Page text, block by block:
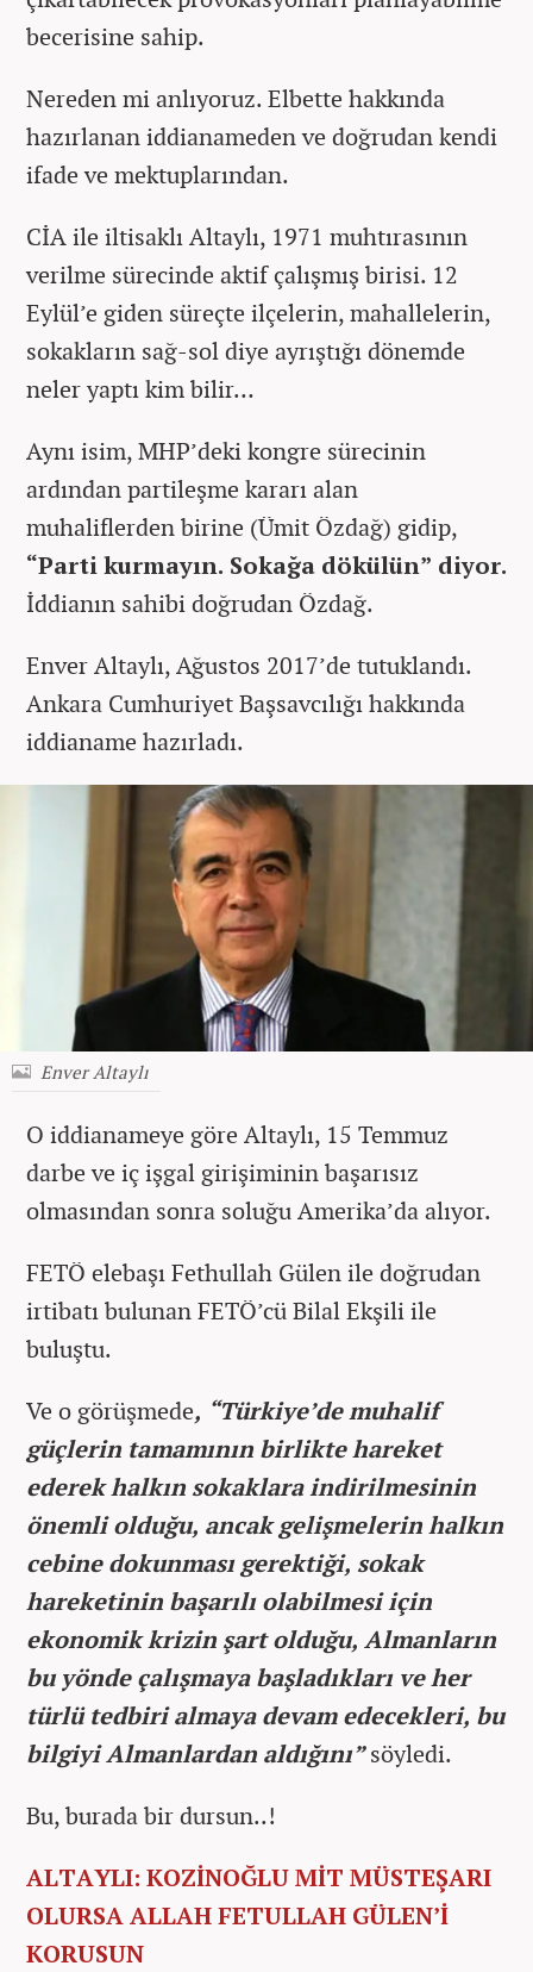
becerisine sahip.
Nereden mi anlıyoruz. Elbette hakkında
hazırlanan iddianameden ve doğrudan kendi
ifade ve mektuplarından.
CİA ile iltisaklı Altaylı, 1971 muhtırasının
verilme sürecinde aktif çalışmış birisi. 12
Eylül’e giden süreçte ilçelerin, mahallelerin,
sokakların sağ-sol diye ayrıştığı dönemde
neler yaptı kim bilir…
Aynı isim, MHP’deki kongre sürecinin
ardından partileşme kararı alan
muhaliflerden birine (Ümit Özdağ) gidip,
“Parti kurmayın. Sokağa dökülün” diyor.
İddianın sahibi doğrudan Özdağ.
Enver Altaylı, Ağustos 2017’de tutuklandı.
Ankara Cumhuriyet Başsavcılığı hakkında
iddianame hazırladı.
Enver Altaylı
O iddianameye göre Altaylı, 15 Temmuz
darbe ve iç işgal girişiminin başarısız
olmasından sonra soluğu Amerika’da alıyor.
FETÖ elebaşı Fethullah Gülen ile doğrudan
irtibatı bulunan FETÖ’cü Bilal Ekşili ile
buluştu.
Ve o görüşmede, “Türkiye’de muhalif
güçlerin tamamının birlikte hareket
ederek halkın sokaklara indirilmesinin
önemli olduğu, ancak gelişmelerin halkın
cebine dokunması gerektiği, sokak
hareketinin başarılı olabilmesi için
ekonomik krizin şart olduğu, Almanların
bu yönde çalışmaya başladıkları ve her
türlü tedbiri almaya devam edecekleri, bu
bilgiyi Almanlardan aldığını”söyledi.
Bu, burada bir dursun..!
ALTAYLI: KOZİNOĞLU MİT MÜSTEŞARI
OLURSA ALLAH FETULLAH GÜLEN’İ
KORUSUN